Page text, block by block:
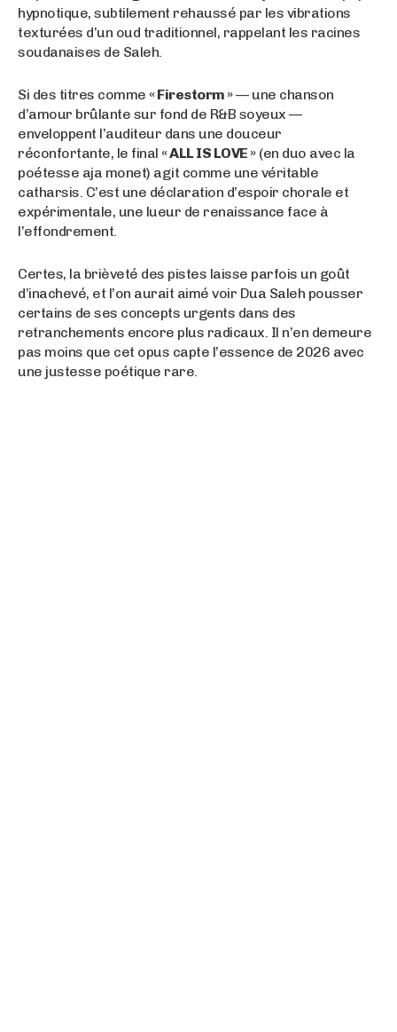
hypnotique, subtilement rehaussé par les vibrations
texturées d’un oud traditionnel, rappelant les racines
soudanaises de Saleh.
Si des titres comme « Firestorm »— une chanson
d’amour brûlante sur fond de R&B soyeux —
enveloppent l’auditeur dans une douceur
réconfortante, le final « ALL IS LOVE »(en duo avec la
poétesse aja monet) agit comme une véritable
catharsis. C’est une déclaration d’espoir chorale et
expérimentale, une lueur de renaissance face à
l’effondrement.
Certes, la brièveté des pistes laisse parfois un goût
d’inachevé, et l’on aurait aimé voir Dua Saleh pousser
certains de ses concepts urgents dans des
retranchements encore plus radicaux. Il n’en demeure
pas moins que cet opus capte l’essence de 2026 avec
une justesse poétique rare.